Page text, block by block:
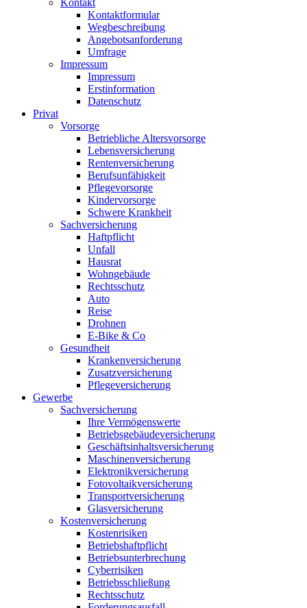
Kontakt
Kontaktformular
Wegbeschreibung
Angebotsanforderung
Umfrage
Impressum
Impressum
Erstinformation
Datenschutz
Privat
Vorsorge
Betriebliche Altersvorsorge
Lebensversicherung
Rentenversicherung
Berufsunfähigkeit
Pflegevorsorge
Kindervorsorge
Schwere Krankheit
Sachversicherung
Haftpflicht
Unfall
Hausrat
Wohngebäude
Rechtsschutz
Auto
Reise
Drohnen
E-Bike & Co
Gesundheit
Krankenversicherung
Zusatzversicherung
Pflegeversicherung
Gewerbe
Sachversicherung
Ihre Vermögenswerte
Betriebsgebäudeversicherung
Geschäftsinhaltsversicherung
Maschinenversicherung
Elektronikversicherung
Fotovoltaikversicherung
Transportversicherung
Glasversicherung
Kostenversicherung
Kostenrisiken
Betriebshaftpflicht
Betriebsunterbrechung
Cyberrisiken
Betriebsschließung
Rechtsschutz